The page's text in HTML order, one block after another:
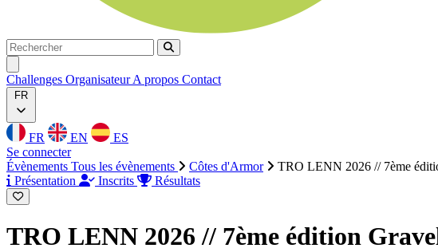
Rechercher
Rechercher
Challenges OrganisateurA propos Contact
FR
FR EN
ES
Se connecter
Évènements Tous les évènements Côtes d'Armor
TRO LENN 2026 // 7ème
Présentation
Inscrits Résultats
TRO LENN 2026 // 7ème édition